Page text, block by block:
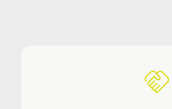
handshake